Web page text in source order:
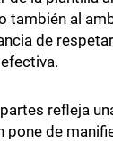
también al
de
refleja
de